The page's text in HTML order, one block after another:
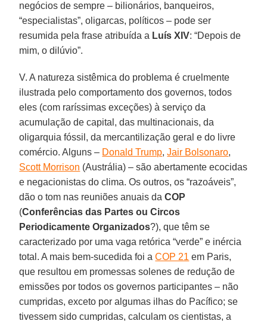
negócios de sempre – bilionários, banqueiros,
“especialistas”, oligarcas, políticos – pode ser
resumida pela frase atribuída a Luís XIV: “Depois de
mim, o dilúvio”.
V. A natureza sistêmica do problema é cruelmente
ilustrada pelo comportamento dos governos, todos
eles (com raríssimas exceções) à serviço da
acumulação de capital, das multinacionais, da
oligarquia fóssil, da mercantilização geral e do livre
comércio. Alguns – Donald Trump,Jair Bolsonaro,
Scott Morrison (Austrália) – são abertamente ecocidas
e negacionistas do clima. Os outros, os “razoáveis”,
dão o tom nas reuniões anuais daCOP
(Conferências das Partes ou Circos
Periodicamente Organizados?), que têm se
caracterizado por uma vaga retórica “verde” e inércia
total. A mais bem-sucedida foi aCOP 21 em Paris,
que resultou em promessas solenes de redução de
emissões por todos os governos participantes – não
cumpridas, exceto por algumas ilhas do Pacífico; se
tivessem sido cumpridas, calculam os cientistas, a